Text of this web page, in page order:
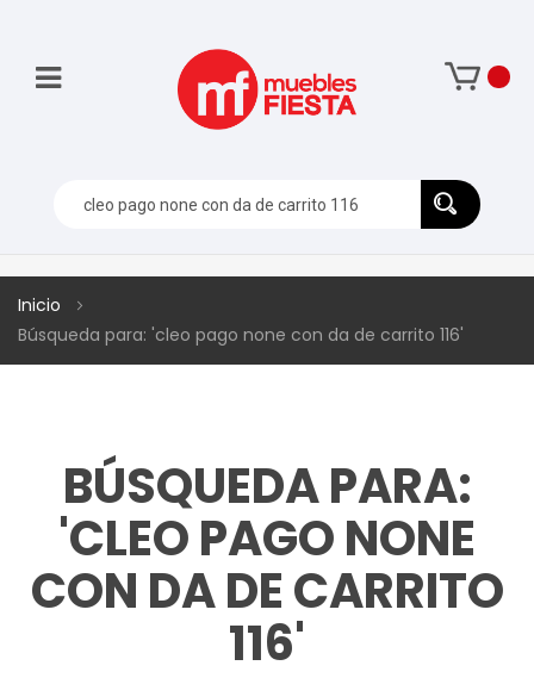
Inicio
Búsqueda para: 'cleo pago none con da de carrito 116'
BÚSQUEDA PARA:
'CLEO PAGO NONE
CON DA DE CARRITO
116'